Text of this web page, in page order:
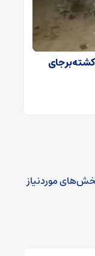
سانحه رانندگی در مسیر تبریز- آذرشهر ۲ کشته بر جای
موردنیاز